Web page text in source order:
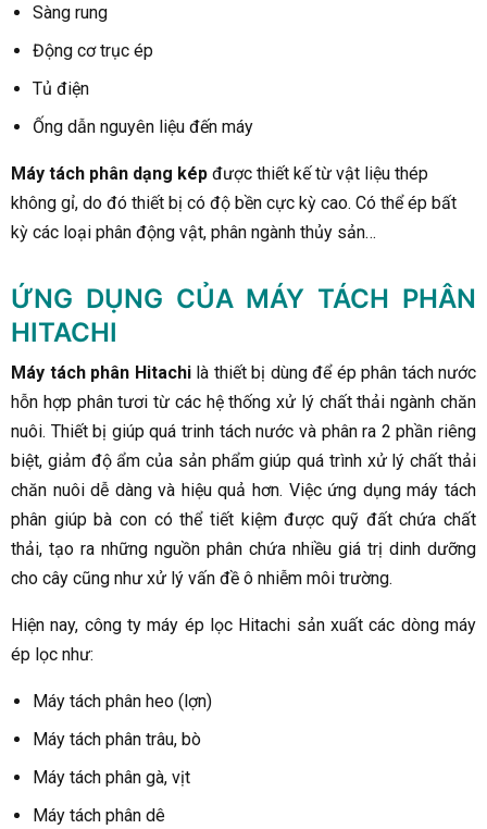
Sàng rung
Động cơ trục ép
Tủ điện
Ống dẫn nguyên liệu đến máy
Máy tách phân dạng kép được thiết kế từ vật liệu thép
không gỉ, do đó thiết bị có độ bền cực kỳ cao. Có thể ép bất
kỳ các loại phân động vật, phân ngành thủy sản…
ỨNG DỤNG CỦA MÁY TÁCH PHÂN
HITACHI
Máy tách phân Hitachilà thiết bị dùng để ép phân tách nước
hỗn hợp phân tươi từ các hệ thống xử lý chất thải ngành chăn
nuôi. Thiết bị giúp quá trinh tách nước và phân ra 2 phần riêng
biệt, giảm độ ẩm của sản phẩm giúp quá trình xử lý chất thải
chăn nuôi dễ dàng và hiệu quả hơn. Việc ứng dụng máy tách
phân giúp bà con có thể tiết kiệm được quỹ đất chứa chất
thải, tạo ra những nguồn phân chứa nhiều giá trị dinh dưỡng
cho cây cũng như xử lý vấn đề ô nhiễm môi trường.
Hiện nay, công ty máy ép lọc Hitachi sản xuất các dòng máy
ép lọc như:
Máy tách phân heo (lợn)
Máy tách phân trâu, bò
Máy tách phân gà, vịt
Máy tách phân dê